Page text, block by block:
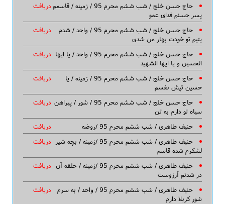
دریافت حاج حسن خلج / شب ششم محرم 95 / زمینه / قاسمم
پسر حسنم فدای عمو
دریافت
حاج حسن خلج / شب ششم محرم 95 / واحد / شدم
یتیم تو خودت بهار من شدی
دریافت حاج حسن خلج / شب ششم محرم 95 / واحد / یا ایها
الحسین و یا ایها الشهید
دریافت
حاج حسن خلج / شب ششم محرم 95 / زمینه / یا
حسین تپش نفسم
دریافت حاج حسن خلج / شب ششم محرم 95 / شور / پیراهن
سیاه تو دارم به تن
دریافت
حنیف طاهری / شب ششم محرم 95 /روضه
دریافت
حنیف طاهری / شب ششم محرم 95 /زمینه / بچه شیر
لشکرم شده قاسم
دریافت حنیف طاهری / شب ششم محرم 95 /زمینه / حلقه آن
در شدنم آرزوست
دریافت
حنیف طاهری / شب ششم محرم 95 / واحد / به سرم
شور کربلا دارم